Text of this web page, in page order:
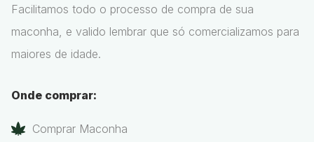
Facilitamos todo o processo de compra de sua
maconha, e valido lembrar que só comercializamos para
maiores de idade.
Onde comprar:
Comprar Maconha